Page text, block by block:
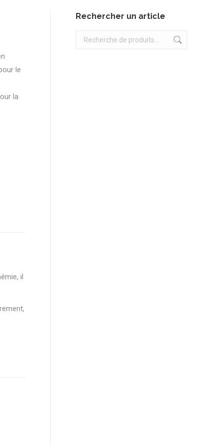
le
la
il
Rechercher un article